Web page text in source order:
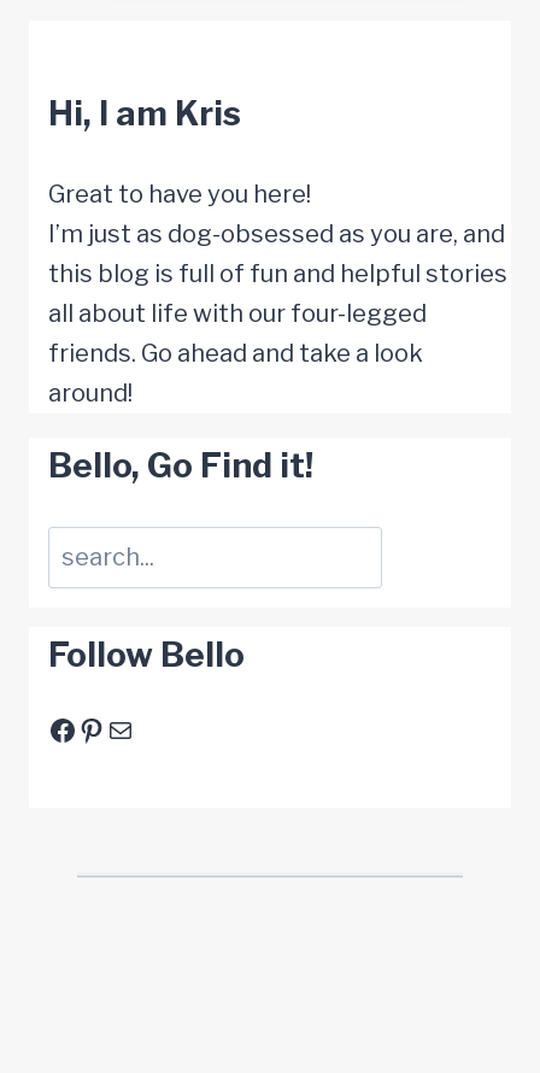
Hi, I am Kris
Great to have you here!
I’m just as dog-obsessed as you are, and
this blog is full of fun and helpful stories
all about life with our four-legged
friends. Go ahead and take a look
around!
Bello, Go Find it!
Suchen
Follow Bello
Facebook
Pinterest
E-Mail